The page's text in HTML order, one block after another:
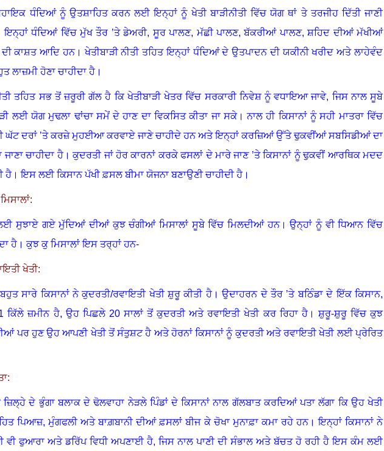
ਧੰਦਿਆਂ ਨੂੰ ਉਤਸ਼ਾਹਿਤ ਕਰਨ ਲਈ ਇਨ੍ਹਾਂ ਨੂੰ ਖੇਤੀ ਬਾੜੀਨੀਤੀ ਵਿੱਚ ਯੋਗ ਥਾਂ ਤੇ ਤਰਜੀਹ ਦਿੱਤੀ ਜਾਣੀ
ਇਨ੍ਹਾਂ ਧੰਦਿਆਂ ਵਿੱਚ ਮੁੱਖ ਤੌਰ ’ਤੇ ਡੇਅਰੀ, ਸੂਰ ਪਾਲਣ, ਮੱਛੀ ਪਾਲਣ,ਬੱਕਰੀਆਂ ਪਾਲਣ,ਸ਼ਹਿਦ ਦੀਆਂ ਮੱਖੀਆਂ
ਦੀ ਕਾਸ਼ਤ ਆਦਿ ਹਨ। ਖੇਤੀਬਾੜੀ ਨੀਤੀ ਤਹਿਤ ਇਨ੍ਹਾਂ ਧੰਦਿਆਂ ਦੇ ਉਤਪਾਦਨ ਦੀ ਯਕੀਨੀ ਖਰੀਦ ਅਤੇ ਲਾਹੇਵੰਦ
ਲਾਜ਼ਮੀ ਹੋਣਾ ਚਾਹੀਦਾ ਹੈ।
ਤਹਿਤ ਸਭ ਤੋਂ ਜ਼ਰੂਰੀ ਗੱਲ ਹੈ ਕਿ ਖੇਤੀਬਾੜੀ ਖੇਤਰ ਵਿੱਚ ਸਰਕਾਰੀ ਨਿਵੇਸ਼ ਨੂੰ ਵਧਾਇਆ ਜਾਵੇ, ਜਿਸ ਨਾਲ ਸੂਬੇ
ਲਈ ਯੋਗ ਮੁਢਲਾ ਢਾਂਚਾ ਸਮੇਂ ਦੇ ਹਾਣ ਦਾ ਵਿਕਸਿਤ ਕੀਤਾ ਜਾ ਸਕੇ। ਨਾਲ ਹੀ ਕਿਸਾਨਾਂ ਨੂੰ ਸਹੀ ਮਾਤਰਾ ਵਿੱਚ
ਘੱਟ ਦਰਾਂ ’ਤੇ ਕਰਜ਼ੇ ਮੁਹਈਆ ਕਰਵਾਏ ਜਾਣੇ ਚਾਹੀਦੇ ਹਨ ਅਤੇ ਇਨ੍ਹਾਂ ਕਰਜ਼ਿਆਂ ਉੱਤੇ ਢੁਕਵੀਂਆਂ ਸਬਸਿਡੀਆਂ ਦਾ
ਜਾਣਾ ਚਾਹੀਦਾ ਹੈ। ਕੁਦਰਤੀ ਜਾਂ ਹੋਰ ਕਾਰਨਾਂ ਕਰਕੇ ਫਸਲਾਂ ਦੇ ਮਾਰੇ ਜਾਣ ’ਤੇ ਕਿਸਾਨਾਂ ਨੂੰ ਢੁਕਵੀਂ ਆਰਥਿਕ ਮਦਦ
ਹੈ। ਇਸ ਲਈ ਕਿਸਾਨ ਪੱਖੀ ਫ਼ਸਲ ਬੀਮਾ ਯੋਜਨਾ ਬਣਾਉਣੀ ਚਾਹੀਦੀ ਹੈ।
ਲਈ ਸੁਝਾਏ ਗਏ ਮੁੱਦਿਆਂ ਦੀਆਂ ਕੁਝ ਚੰਗੀਆਂ ਮਿਸਾਲਾਂ ਸੂਬੇ ਵਿੱਚ ਮਿਲਦੀਆਂ ਹਨ। ਉਨ੍ਹਾਂ ਨੂੰ ਵੀ ਧਿਆਨ ਵਿੱਚ
ਹੈ। ਕੁਝ ਕੁ ਮਿਸਾਲਾਂ ਇਸ ਤਰ੍ਹਾਂ ਹਨ-
ਖੇਤੀ:
ਸਾਰੇ ਕਿਸਾਨਾਂ ਨੇ ਕੁਦਰਤੀ/ਰਵਾਇਤੀ ਖੇਤੀ ਸ਼ੁਰੂ ਕੀਤੀ ਹੈ। ਉਦਾਹਰਨ ਦੇ ਤੌਰ ’ਤੇ ਬਠਿੰਡਾ ਦੇ ਇੱਕ ਕਿਸਾਨ,
ਕਿੱਲੇ ਜ਼ਮੀਨ ਹੈ, ਉਹ ਪਿਛਲੇ 20 ਸਾਲਾਂ ਤੋਂ ਕੁਦਰਤੀ ਅਤੇ ਰਵਾਇਤੀ ਖੇਤੀ ਕਰ ਰਿਹਾ ਹੈ। ਸ਼ੁਰੂ-ਸ਼ੁਰੂ ਵਿੱਚ ਕੁਝ
ਪਰ ਹੁਣ ਉਹ ਆਪਣੀ ਖੇਤੀ ਤੋਂ ਸੰਤੁਸ਼ਟ ਹੈ ਅਤੇ ਹੋਰਨਾਂ ਕਿਸਾਨਾਂ ਨੂੰ ਕੁਦਰਤੀ ਅਤੇ ਰਵਾਇਤੀ ਖੇਤੀ ਲਈ ਪ੍ਰੇਰਿਤ
ਦੇ ਭੁੰਗਾ ਬਲਾਕ ਦੇ ਢੋਲਵਾਹਾ ਨੇੜਲੇ ਪਿੰਡਾਂ ਦੇ ਕਿਸਾਨਾਂ ਨਾਲ ਗੱਲਬਾਤ ਕਰਦਿਆਂ ਪਤਾ ਲੱਗਾ ਕਿ ਉਹ ਖੇਤੀ
ਪਿਆਜ਼,ਮੁੰਗਫਲੀ ਅਤੇ ਬਾਗ਼ਬਾਨੀ ਦੀਆਂ ਫ਼ਸਲਾਂ ਬੀਜ ਕੇ ਚੋਖਾ ਮੁਨਾਫ਼ਾ ਕਮਾ ਰਹੇ ਹਨ। ਇਨ੍ਹਾਂ ਕਿਸਾਨਾਂ ਨੇ
ਵੀ ਫੁਆਰਾ ਅਤੇ ਡਰਿੱਪ ਵਿਧੀ ਅਪਣਾਈ ਹੈ, ਜਿਸ ਨਾਲ ਪਾਣੀ ਦੀ ਸੰਭਾਲ ਅਤੇ ਬੱਚਤ ਹੋ ਰਹੀ ਹੈ ਇਸ ਕੰਮ ਲਈ